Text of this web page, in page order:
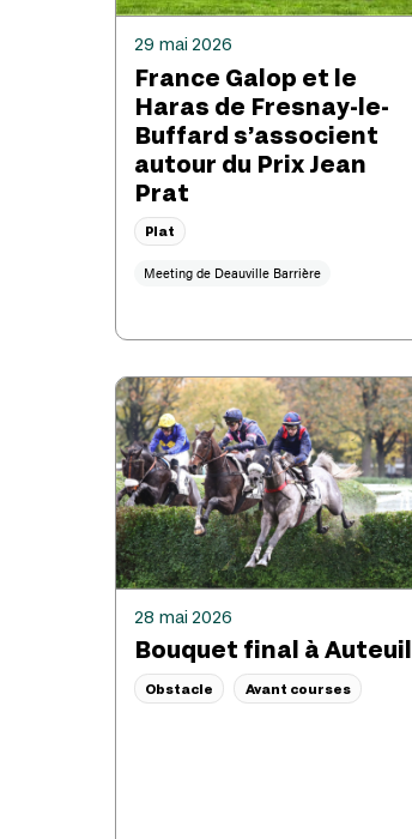
29 mai 2026
France Galop et le
Haras de Fresnay-le-
Buffard s’associent
autour du Prix Jean
Prat
Plat
Meeting de Deauville Barrière
28 mai 2026
Bouquet final à Auteuil
Obstacle Avant courses